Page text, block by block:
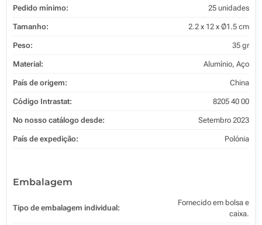
Pedido mínimo: 25 unidades
Tamanho: 2.2 x 12 x Ø1.5 cm
Peso: 35 gr
Material: Alumínio, Aço
País de origem: China
Código Intrastat: 8205 40 00
No nosso catálogo desde: Setembro 2023
País de expedição: Polónia
Embalagem
Tipo de embalagem individual:
Fornecido em bolsa e
caixa.